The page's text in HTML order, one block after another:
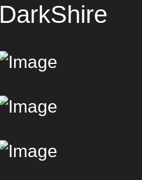
DarkShire